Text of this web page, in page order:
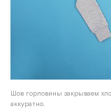
Шов горловины закрываем
аккуратно.